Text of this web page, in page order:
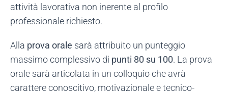
attività lavorativa non inerente al profilo
professionale richiesto.
Alla prova orale sarà attribuito un punteggio
massimo complessivo di punti 80 su 100. La prova
orale sarà articolata in un colloquio che avrà
carattere conoscitivo, motivazionale e tecnico-